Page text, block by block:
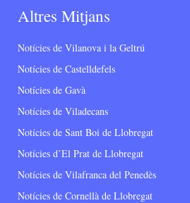
Altres Mitjans
Notícies de Vilanova i la Geltrú
Notícies de Castelldefels
Notícies de Gavà
Notícies de Viladecans
Notícies de Sant Boi de Llobregat
Notícies d’El Prat de Llobregat
Notícies de Vilafranca del Penedès
Notícies de Cornellà de Llobregat